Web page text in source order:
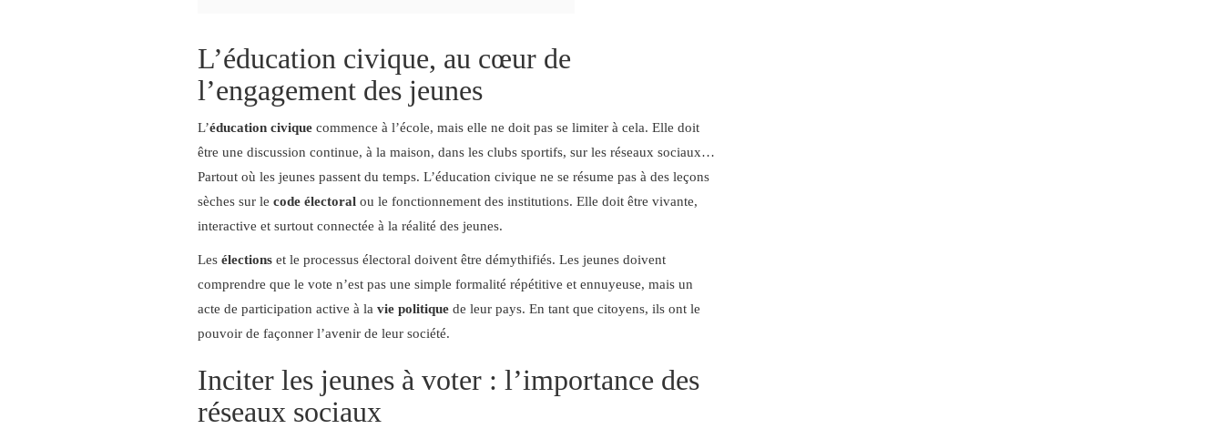
L’éducation civique, au cœur de
l’engagement des jeunes
L’éducation civique commence à l’école, mais elle ne doit pas se limiter à cela. Elle doit
être une discussion continue, à la maison, dans les clubs sportifs, sur les réseaux sociaux…
Partout où les jeunes passent du temps. L’éducation civique ne se résume pas à des leçons
sèches sur le code électoral ou le fonctionnement des institutions. Elle doit être vivante,
interactive et surtout connectée à la réalité des jeunes.
Les élections et le processus électoral doivent être démythifiés. Les jeunes doivent
comprendre que le vote n’est pas une simple formalité répétitive et ennuyeuse, mais un
acte de participation active à la vie politique de leur pays. En tant que citoyens, ils ont le
pouvoir de façonner l’avenir de leur société.
Inciter les jeunes à voter : l’importance des
réseaux sociaux